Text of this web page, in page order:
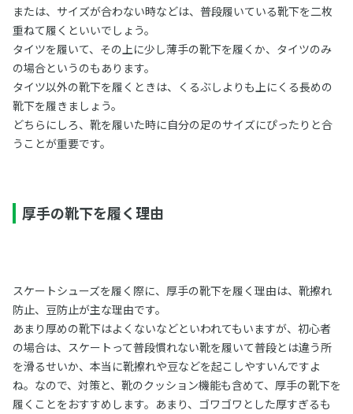
または、サイズが合わない時などは、普段履いている靴下を二枚
重ねて履くといいでしょう。
タイツを履いて、その上に少し薄手の靴下を履くか、タイツのみ
の場合というのもあります。
タイツ以外の靴下を履くときは、くるぶしよりも上にくる長めの
靴下を履きましょう。
どちらにしろ、靴を履いた時に自分の足のサイズにぴったりと合
うことが重要です。
厚手の靴下を履く理由
スケートシューズを履く際に、厚手の靴下を履く理由は、靴擦れ
防止、豆防止が主な理由です。
あまり厚めの靴下はよくないなどといわれてもいますが、初心者
の場合は、スケートって普段慣れない靴を履いて普段とは違う所
を滑るせいか、本当に靴擦れや豆などを起こしやすいんですよ
ね。なので、対策と、靴のクッション機能も含めて、厚手の靴下を
履くことをおすすめします。あまり、ゴワゴワとした厚すぎるも